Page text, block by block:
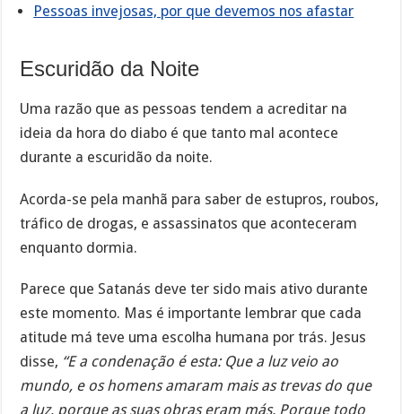
Pessoas invejosas, por que devemos nos afastar
Escuridão da Noite
Uma razão que as pessoas tendem a acreditar na
ideia da hora do diabo é que tanto mal acontece
durante a escuridão da noite.
Acorda-se pela manhã para saber de estupros, roubos,
tráfico de drogas, e assassinatos que aconteceram
enquanto dormia.
Parece que Satanás deve ter sido mais ativo durante
este momento. Mas é importante lembrar que cada
atitude má teve uma escolha humana por trás. Jesus
disse, “E a condenação é esta: Que a luz veio ao
mundo, e os homens amaram mais as trevas do que
a luz, porque as suas obras eram más. Porque todo